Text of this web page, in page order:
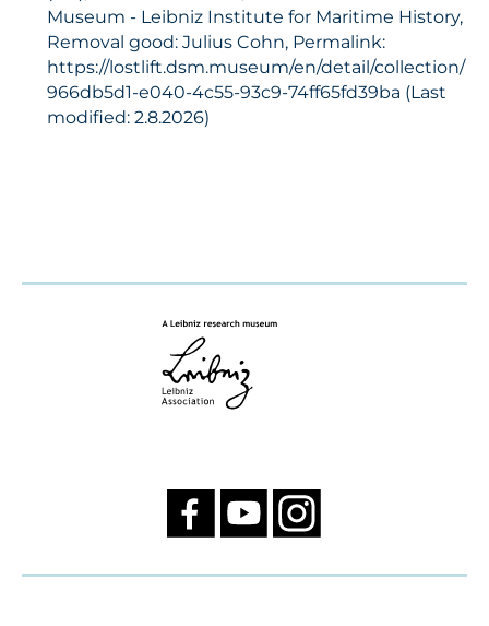
Museum - Leibniz Institute for Maritime History,
Removal good: Julius Cohn, Permalink:
https://lostlift.dsm.museum/en/detail/collection/
966db5d1-e040-4c55-93c9-74ff65fd39ba (Last
modified: 2.8.2026)